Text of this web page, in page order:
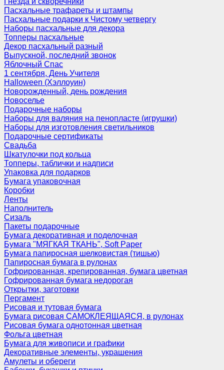
Пасхальные трафареты и штампы
Пасхальные подарки к Чистому четвергу
Наборы пасхальные для декора
Топперы пасхальные
Декор пасхальный разный
Выпускной, последний звонок
Яблочный Спас
1 сентября, День Учителя
Halloween (Хэллоуин)
Новорожденный, день рождения
Новоселье
Подарочные наборы
Наборы для валяния на пенопласте (игрушки)
Наборы для изготовления светильников
Подарочные сертификаты
Свадьба
Шкатулочки под кольца
Топперы, таблички и надписи
Упаковка для подарков
Бумага упаковочная
Коробки
Ленты
Наполнитель
Сизаль
Пакеты подарочные
Бумага декоративная и поделочная
Бумага "МЯГКАЯ ТКАНЬ", Soft Paper
Бумага папиросная шелковистая (тишью)
Папиросная бумага в рулонах
Гофрированная, крепированная, бумага цветная
Гофрированная бумага недорогая
Открытки, заготовки
Пергамент
Рисовая и тутовая бумага
Бумага рисовая САМОКЛЕЯЩАЯСЯ, в рулонах
Рисовая бумага однотонная цветная
Фольга цветная
Бумага для живописи и графики
Декоративные элементы, украшения
Амулеты и обереги